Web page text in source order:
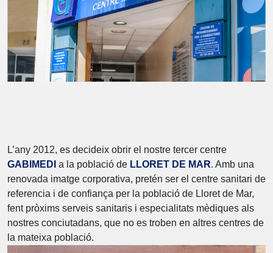
L’any 2012, es decideix obrir el nostre tercer centre
GABIMEDI a la població de LLORET DE MAR. Amb una
renovada imatge corporativa, pretén ser el centre sanitari de
referencia i de confiança per la població de Lloret de Mar,
fent pròxims serveis sanitaris i especialitats mèdiques als
nostres conciutadans, que no es troben en altres centres de
la mateixa població.